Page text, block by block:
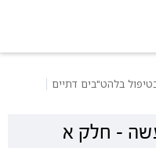
בלהט"בים דתיים
- חלק א